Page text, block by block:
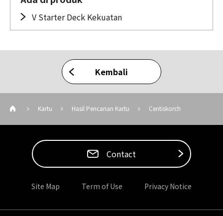
V Starter Deck Kekuatan
Kembali
Kartu Hasil Pencarian Kartu Centiskorch
Contact
Site Map Term of Use Privacy Notice